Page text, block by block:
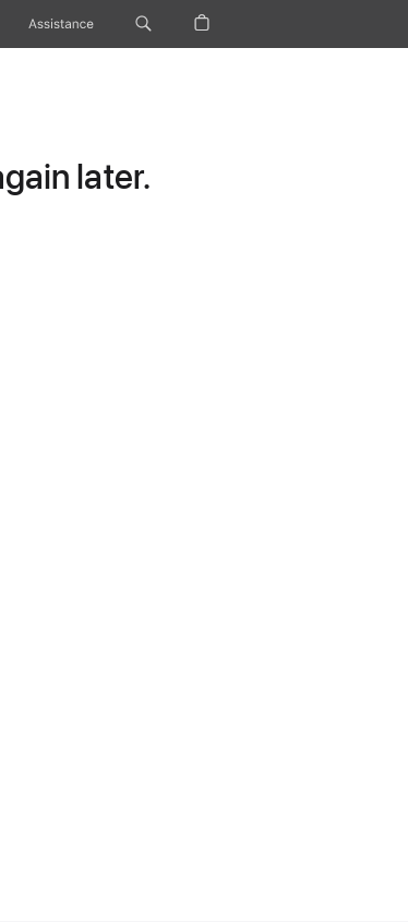
Assistance
later.